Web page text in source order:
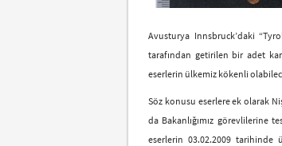
Avusturya Innsbruck’daki
tarafından getirilen bir adet
eserlerin ülkemiz kökenli
Söz konusu eserlere ek olarak
da Bakanlığımız görevlilerine
eserlerin 03.02.2009 tarihinde